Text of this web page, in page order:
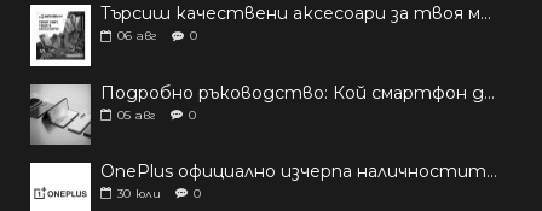
Търсиш качествени аксесоари за твоя модел? Как правилно да защитим новия си смартфон: Ръководство за аксесоари през 2026 г.
06 авг 0
Подробно ръководство: Кой смартфон да купиш през 2026 г.?
05 авг 0
OnePlus официално изчерпа наличностите си от телефони на основни пазари
30 юли 0